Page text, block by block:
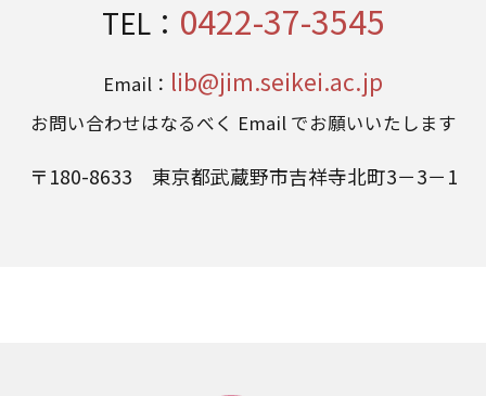
TEL： 0422-37-3545
Email： lib@jim.seikei.ac.jp
お問い合わせはなるべく Email でお願いいたします
〒180-8633 東京都武蔵野市吉祥寺北町3－3－1